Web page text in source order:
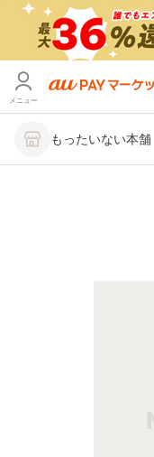
メニュー
もったいない本舗